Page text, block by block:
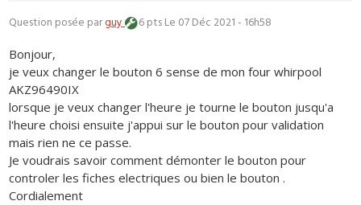
Question posée parguy 6 ptsLe 07 Déc 2021 - 16h58
Bonjour,
je veux changer le bouton 6 sense de mon four whirpool
AKZ96490IX
lorsque je veux changer l'heure je tourne le bouton jusqu'a
l'heure choisi ensuite j'appui sur le bouton pour validation
mais rien ne ce passe.
Je voudrais savoir comment démonter le bouton pour
controler les fiches electriques ou bien le bouton .
Cordialement